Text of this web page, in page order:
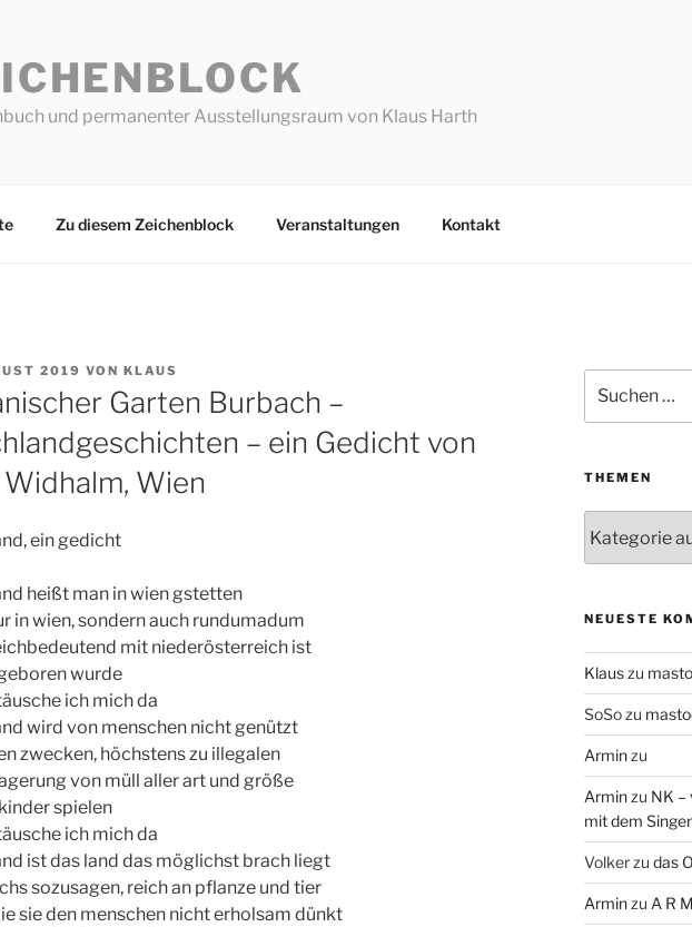
und permanenter Ausstellungsraum von Klaus Harth
Zu diesem Zeichenblock Veranstaltungen Kontakt
2019 VON KLAUS
Garten Burbach –
– ein Gedicht von
Wien
ein gedicht
heißt man in wien gstetten
in wien, sondern auch rundumadum
mit niederösterreich ist
wurde
ich mich da
wird von menschen nicht genützt
zwecken, höchstens zu illegalen
von müll aller art und größe
spielen
ich mich da
ist das land das möglichst brach liegt
sozusagen, reich an pflanze und tier
sie den menschen nicht erholsam dünkt
nach:
THEMEN
NEUESTE
Klauszu
SoSozu
Arminzu
Arminzu NK –
mit dem
Volkerzu das
Arminzu A R